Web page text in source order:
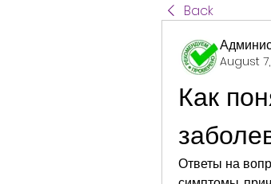
Back
August
Как
Ответы на